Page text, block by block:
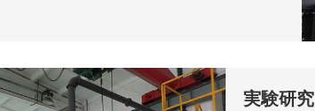
実験研究